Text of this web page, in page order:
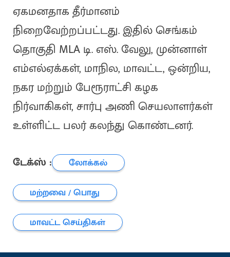
ஏகமனதாக தீர்மானம்
நிறைவேற்றப்பட்டது. இதில் செங்கம்
தொகுதி MLA டி. எஸ். வேலு, முன்னாள்
எம்எல்ஏக்கள், மாநில, மாவட்ட, ஒன்றிய,
நகர மற்றும் பேரூராட்சி கழக
நிர்வாகிகள், சார்பு அணி செயலாளர்கள்
உள்ளிட்ட பலர் கலந்து கொண்டனர்.
டேக்ஸ் :
லோக்கல்
மற்றவை / பொது
மாவட்ட செய்திகள்